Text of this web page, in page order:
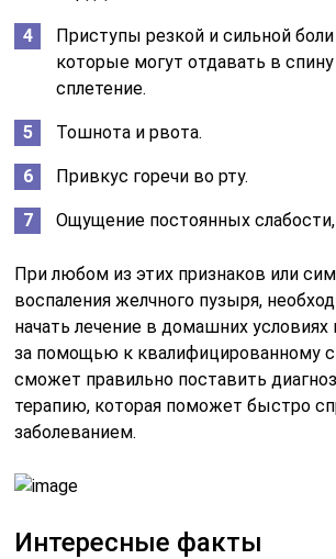
Приступы резкой и сильной
которые могут отдавать в
сплетение.
Тошнота и рвота.
Привкус горечи во рту.
Ощущение постоянных
При любом из этих признаков или
воспаления желчного пузыря,
начать лечение в домашних условиях
за помощью к квалифицированному
сможет правильно поставить
терапию, которая поможет быстро
заболеванием.
Интересные факты